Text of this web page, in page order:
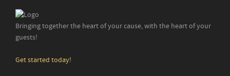
Bringing together the heart of your cause, with the heart of your
guests!
Get started today!